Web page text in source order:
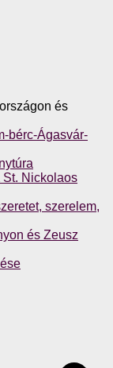
és
bérc-Ágasvár-
Nickolaos
szerelem,
és Zeusz